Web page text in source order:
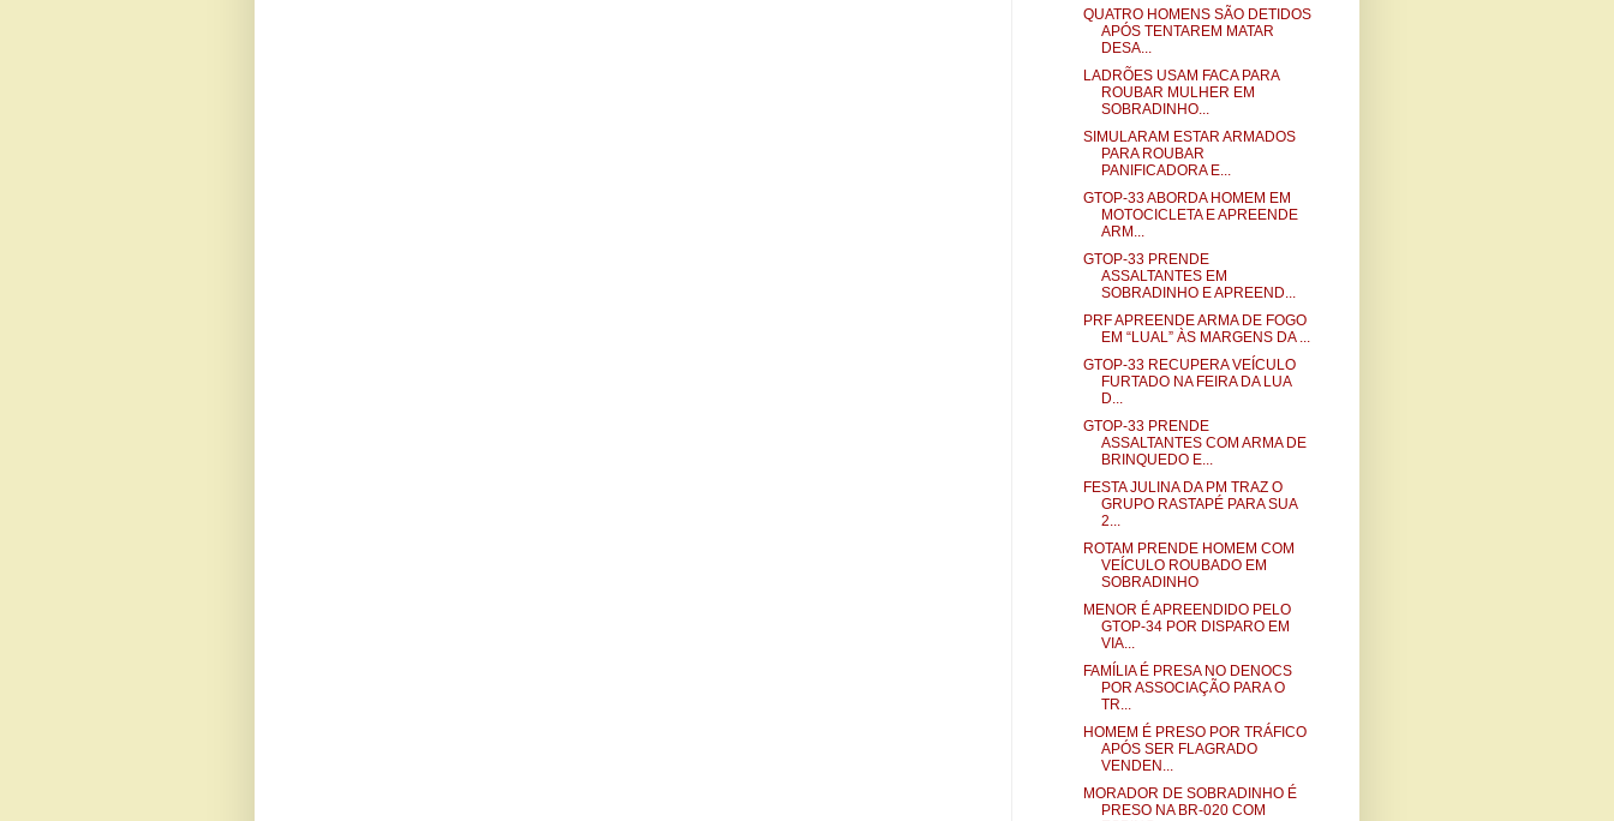
QUATRO HOMENS SÃO DETIDOS
APÓS TENTAREM MATAR
DESA...
LADRÕES USAM FACA PARA
ROUBAR MULHER EM
SOBRADINHO...
SIMULARAM ESTAR ARMADOS
PARA ROUBAR
PANIFICADORA E...
GTOP-33 ABORDA HOMEM EM
MOTOCICLETA E APREENDE
ARM...
GTOP-33 PRENDE
ASSALTANTES EM
SOBRADINHO E APREEND...
PRF APREENDE ARMA DE FOGO
EM “LUAL” ÀS MARGENS DA ...
GTOP-33 RECUPERA VEÍCULO
FURTADO NA FEIRA DA LUA
D...
GTOP-33 PRENDE
ASSALTANTES COM ARMA DE
BRINQUEDO E...
FESTA JULINA DA PM TRAZ O
GRUPO RASTAPÉ PARA SUA
2...
ROTAM PRENDE HOMEM COM
VEÍCULO ROUBADO EM
SOBRADINHO
MENOR É APREENDIDO PELO
GTOP-34 POR DISPARO EM
VIA...
FAMÍLIA É PRESA NO DENOCS
POR ASSOCIAÇÃO PARA O
TR...
HOMEM É PRESO POR TRÁFICO
APÓS SER FLAGRADO
VENDEN...
MORADOR DE SOBRADINHO É
PRESO NA BR-020 COM